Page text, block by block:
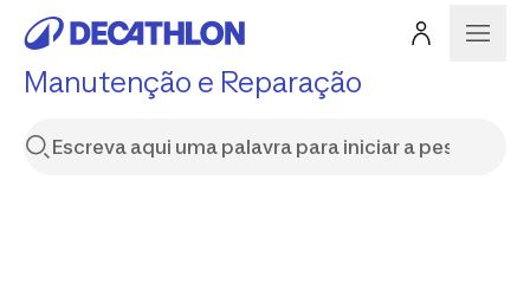
Manutenção e Reparação